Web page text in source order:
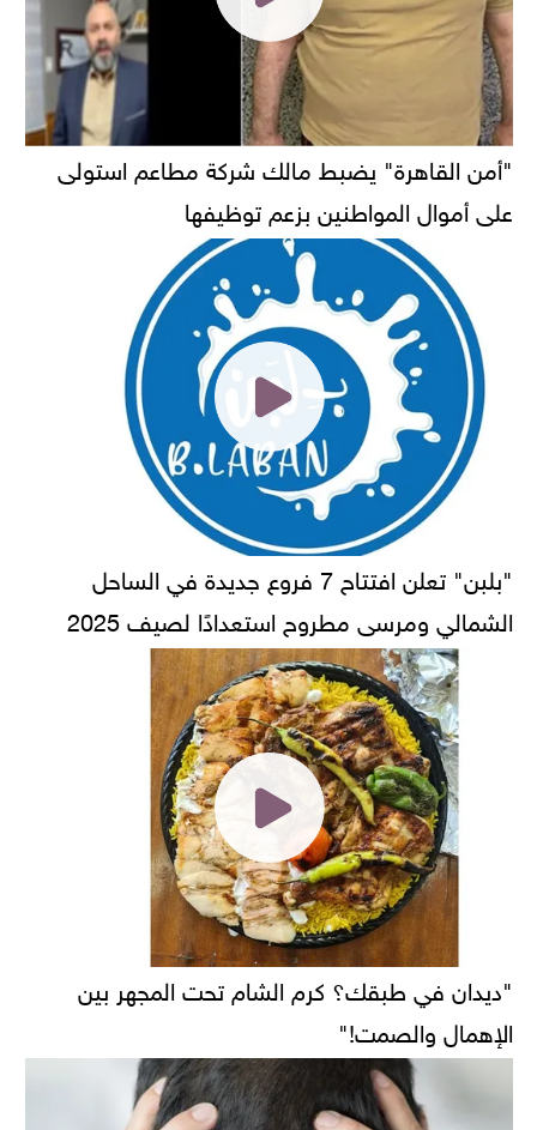
"أمن القاهرة" يضبط مالك شركة مطاعم استولى
على أموال المواطنين بزعم توظيفها
"بلبن" تعلن افتتاح 7 فروع جديدة في الساحل
الشمالي ومرسى مطروح استعدادًا لصيف 2025
"ديدان في طبقك؟ كرم الشام تحت المجهر بين
الإهمال والصمت!"